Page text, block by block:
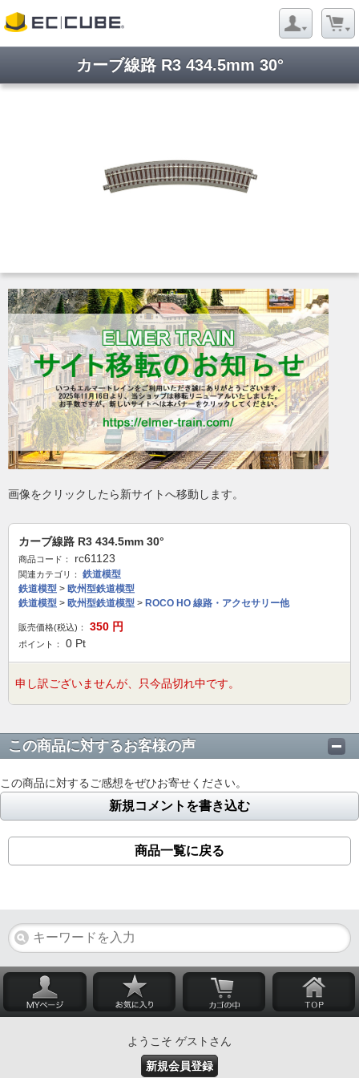
カーブ線路 R3 434.5mm 30°
画像をクリックしたら新サイトへ移動します。
カーブ線路 R3 434.5mm 30°
商品コード： rc61123
関連カテゴリ：
鉄道模型
鉄道模型 > 欧州型鉄道模型
鉄道模型 > 欧州型鉄道模型 > ROCO HO 線路・アクセサリー他
販売価格(税込)： 350 円
ポイント： 0 Pt
申し訳ございませんが、只今品切れ中です。
この商品に対するお客様の声
この商品に対するご感想をぜひお寄せください。
新規コメントを書き込む
商品一覧に戻る
ようこそ ゲストさん
新規会員登録